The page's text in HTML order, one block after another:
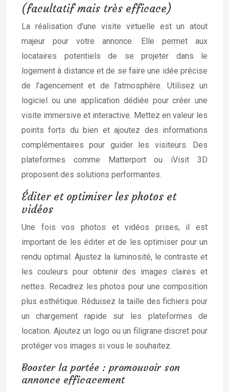
(facultatif mais très efficace)
La réalisation d’une visite virtuelle est un atout
majeur pour votre annonce. Elle permet aux
locataires potentiels de se projeter dans le
logement à distance et de se faire une idée précise
de l’agencement et de l’atmosphère. Utilisez un
logiciel ou une application dédiée pour créer une
visite immersive et interactive. Mettez en valeur les
points forts du bien et ajoutez des informations
complémentaires pour guider les visiteurs. Des
plateformes comme Matterport ou iVisit 3D
proposent des solutions performantes.
Éditer et optimiser les photos et
vidéos
Une fois vos photos et vidéos prises, il est
important de les éditer et de les optimiser pour un
rendu optimal. Ajustez la luminosité, le contraste et
les couleurs pour obtenir des images claires et
nettes. Recadrez les photos pour une composition
plus esthétique. Réduisez la taille des fichiers pour
un chargement rapide sur les plateformes de
location. Ajoutez un logo ou un filigrane discret pour
protéger vos images si vous le souhaitez.
Booster la portée : promouvoir son
annonce efficacement